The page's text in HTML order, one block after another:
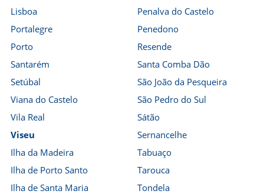
Lisboa
Portalegre
Porto
Santarém
Setúbal
Viana do Castelo
Vila Real
Viseu
Ilha da Madeira
Ilha de Porto Santo
Ilha de Santa Maria
Penalva do Castelo
Penedono
Resende
Santa Comba Dão
São João da Pesqueira
São Pedro do Sul
Sátão
Sernancelhe
Tabuaço
Tarouca
Tondela